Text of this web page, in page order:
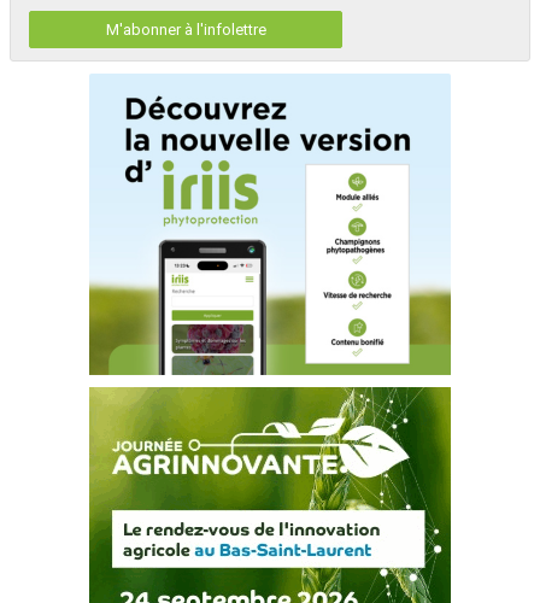
M'abonner à l'infolettre